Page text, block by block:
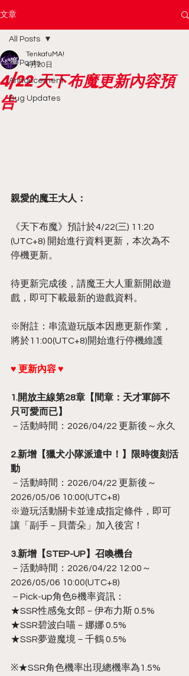
文章
All Posts
Annoucement
Bug Updates
All Posts
4/22 天下布魔更新內容預
告
TenkafuMA!
4月20日
親愛的魔王大人：
《天下布魔》預計於4/22(三) 11:20
(UTC+8) 開始進行資料更新，本次為不
停機更新。
待更新完成後，請魔王大人重新開啟遊
戲，即可下載最新的遊戲資料。
※附註：串流遊玩版本因應更新作業，
將於11:00(UTC+8)開始進行停機維護
♥ 更新內容 ♥
1.開放主線第28章【間章：天才軍師不
只可愛而已】
－活動時間：2026/04/22 更新後～永久
2.新增【獵犬小隊派遣中！】限時復刻活
動
－活動時間：2026/04/22 更新後～
2026/05/06 10:00(UTC+8)
※遊玩活動關卡並達成指定條件，即可
讓「副手－貝蕾朵」加入後宮！
3.新增【STEP-UP】召喚機台
－活動時間：2026/04/22 12:00～
2026/05/06 10:00(UTC+8)
－Pick-up角色&機率資訊：
★SSR性感兔女郎－伊布力斯 0.5%
★SSR碧波白喵－娜娜 0.5%
★SSR夢遊魔境－千鶴 0.5%
※★SSR角色機率出現總機率為1.5%